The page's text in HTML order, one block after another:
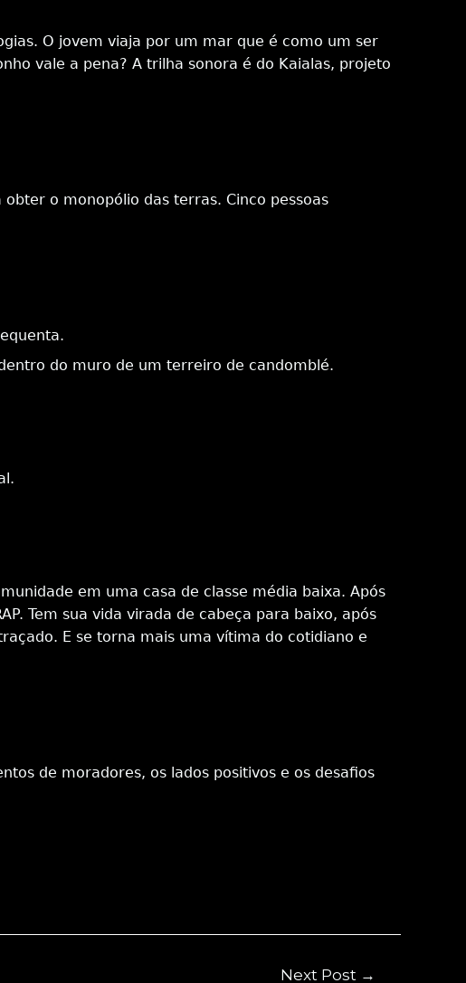
O jovem viaja por um mar que é como um ser
vale a pena? A trilha sonora é do Kaialas, projeto
o monopólio das terras. Cinco pessoas
do muro de um terreiro de candomblé.
em uma casa de classe média baixa. Após
Tem sua vida virada de cabeça para baixo, após
E se torna mais uma vítima do cotidiano e
de moradores, os lados positivos e os desafios
Next Post →